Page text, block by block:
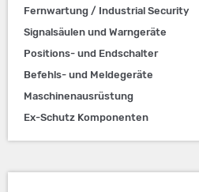
Fernwartung / Industrial Security
Signalsäulen und Warngeräte
Positions- und Endschalter
Befehls- und Meldegeräte
Maschinenausrüstung
Ex-Schutz Komponenten